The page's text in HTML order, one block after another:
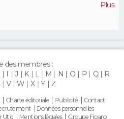
Plus
des membres :
J K L M N O P Q
R
V W X Y Z
Charte éditoriale Publicité
Contact
Données personnelles
Utiq Mentions légales Groupe Figaro